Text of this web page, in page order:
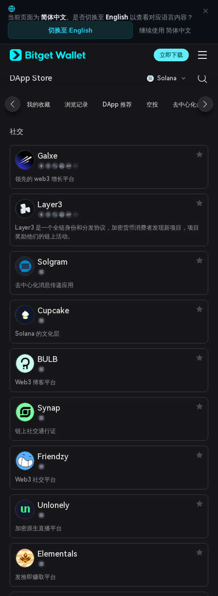
English
日本語
Tiếng Việt
Русский
Español (Latinoamérica)
Türkçe
Français
简体中文
繁體中文
Bahasa Indonesia
ภาษาไทย
العربية
Español
Português (Brasil)
Español (Argentina)
当前页面为 简体中文。是否切换至 English 以查看对应语言内容？
切换至 English 继续使用 简体中文
立即下载
DApp Store Solana
我的收藏 浏览记录 DApp 推荐 空投 去中心化金融
社交
Galxe
领先的 web3 增长平台
Layer3
Layer3 是一个全链身份和分发协议，加密货币消费者发现新项目，项目
奖励他们的链上活动。
Solgram
去中心化消息传递应用
Cupcake
Solana 的文化层
BULB
Web3 博客平台
Synap
链上社交通行证
Friendzy
Web3 社交平台
Unlonely
加密原生直播平台
Elementals
发推即赚取平台